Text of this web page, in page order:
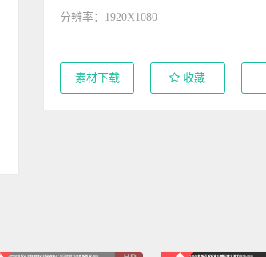
分辨率：1920X1080
素材下载 收藏